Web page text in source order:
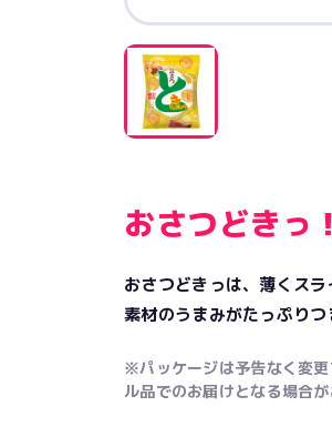
おさつどきっ！
おさつどきっは、薄くス
素材のうまみがたっぷりつ
※パッケージは予告なく変
ル品でのお届けとなる場合